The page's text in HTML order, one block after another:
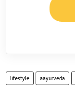
lifestyle aayurveda